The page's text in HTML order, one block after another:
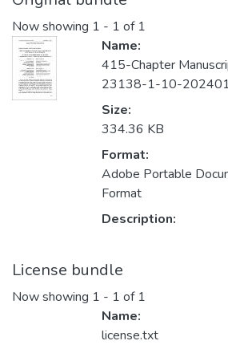
Now showing 1 - 1 of 1
Name:
415-Chapter
23138-1-10-
Size:
334.36 KB
Format:
Adobe Portable
Format
Description:
License bundle
Now showing 1 - 1 of 1
Name:
license.txt